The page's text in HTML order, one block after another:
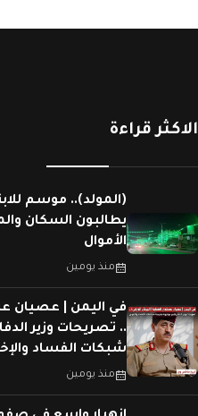
الاكثر قراءة
(المولد).. موسم
يطالبون السكان
الأموال
منذ يومين
في اليمن | عصيان
.. تصريحات وزير
شبكات الفساد
منذ يومين